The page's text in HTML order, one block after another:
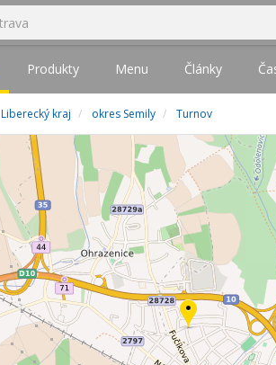
Produkty Menu Články
Liberecký kraj okres Semily Turnov